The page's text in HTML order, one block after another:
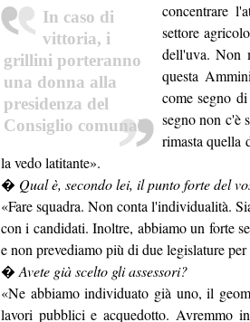
In caso di
vittoria, i
grillini porteranno
una donna alla
presidenza del
Consiglio comunale.
concentrare
settore
dell'uva. Non
questa
come segno
segno non c'è
rimasta quella
la vedo latitante».
� Qual è, secondo lei, il punto forte del
«Fare squadra. Non conta l'individualità.
con i candidati. Inoltre, abbiamo un forte
e non prevediamo più di due legislature
� Avete già scelto gli assessori?
«Ne abbiamo individuato già uno, il
lavori pubblici e acquedotto. Avremmo